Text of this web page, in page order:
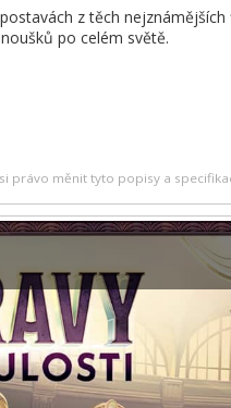
z těch
po celém světě.
právo měnit tyto popisy a